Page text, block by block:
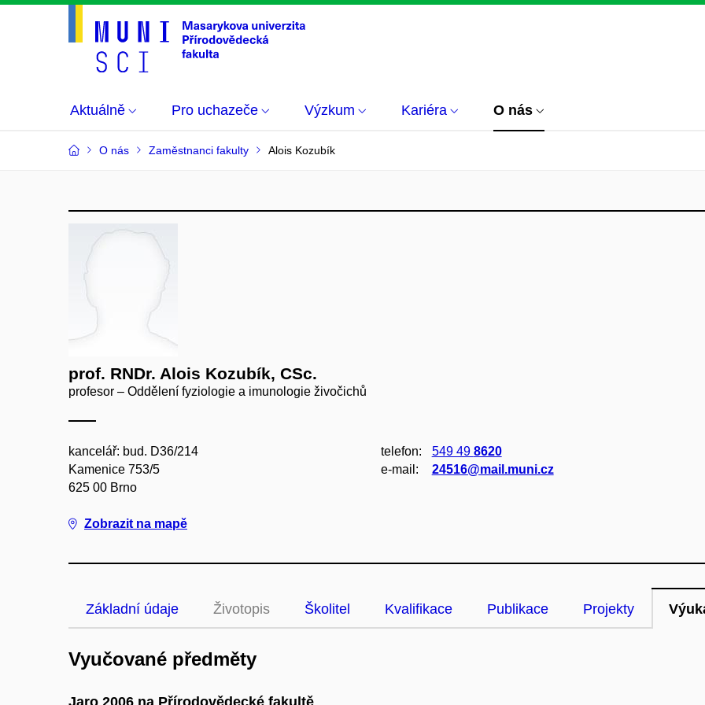
Aktuálně Pro uchazeče Výzkum Kariéra O nás
O nás Zaměstnanci fakulty Alois Kozubík
prof. RNDr. Alois Kozubík, CSc.
profesor – Oddělení fyziologie a imunologie živočichů
kancelář: bud. D36/214
Kamenice 753/5
625 00 Brno
Zobrazit na mapě
telefon: 549 49 8620
e‑mail:
24516@mail.muni.cz
Základní údaje Životopis Školitel Kvalifikace Publikace Projekty
Vyučované předměty
Jaro 2006 na Přírodovědecké fakultě